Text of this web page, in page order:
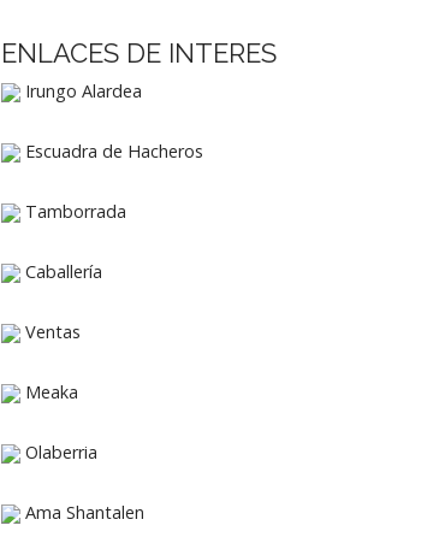
ENLACES DE INTERES
Irungo Alardea
Escuadra de Hacheros
Tamborrada
Caballería
Ventas
Meaka
Olaberria
Ama Shantalen